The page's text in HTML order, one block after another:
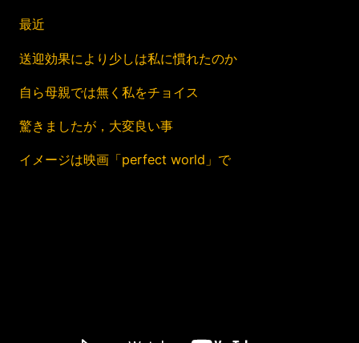
最近
送迎効果により少しは私に慣れたのか
自ら母親では無く私をチョイス
驚きましたが，大変良い事
イメージは映画「perfect world」で